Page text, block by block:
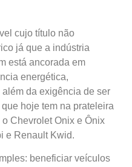
cujo título não
já que a indústria
está ancorada em
energética,
da exigência de ser
hoje tem na prateleira
Chevrolet Onix e Ônix
e Renault Kwid.
beneficiar veículos